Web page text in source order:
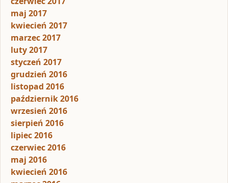
maj 2017
kwiecień 2017
marzec 2017
luty 2017
styczeń 2017
grudzień 2016
listopad 2016
październik 2016
wrzesień 2016
sierpień 2016
lipiec 2016
czerwiec 2016
maj 2016
kwiecień 2016